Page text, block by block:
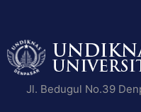
Jl. Bedugul No.39